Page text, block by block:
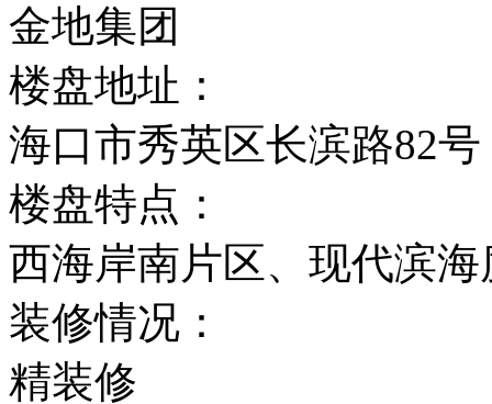
金地集团
楼盘地址：
海口市秀英区长滨路82号
楼盘特点：
西海岸南片区、现代滨海
装修情况：
精装修